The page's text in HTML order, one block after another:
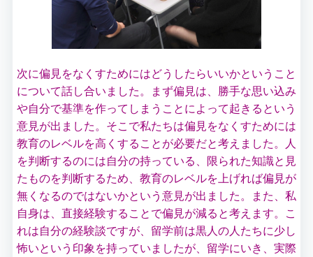
次に偏見をなくすためにはどうしたらいいかということ
について話し合いました。まず偏見は、勝手な思い込み
や自分で基準を作ってしまうことによって起きるという
意見が出ました。そこで私たちは偏見をなくすためには
教育のレベルを高くすることが必要だと考えました。人
を判断するのには自分の持っている、限られた知識と見
たものを判断するため、教育のレベルを上げれば偏見が
無くなるのではないかという意見が出ました。また、私
自身は、直接経験することで偏見が減ると考えます。こ
れは自分の経験談ですが、留学前は黒人の人たちに少し
怖いという印象を持っていましたが、留学にいき、実際